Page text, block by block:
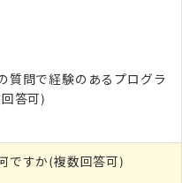
質問で経験のあるプログラ
答可)
ですか(複数回答可)